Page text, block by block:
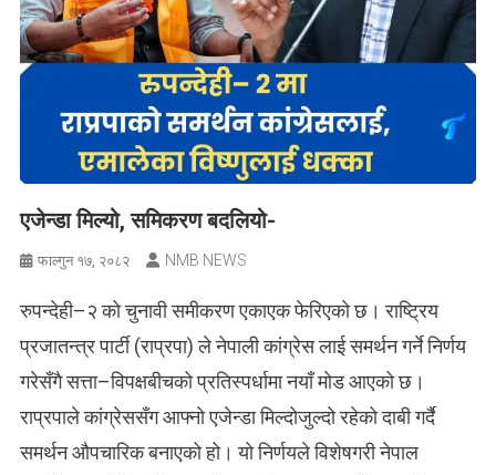
एजेन्डा मिल्यो, समिकरण बदलियो-
फाल्गुन १७, २०८२ NMB NEWS
रुपन्देही–२ को चुनावी समीकरण एकाएक फेरिएको छ। राष्ट्रिय
प्रजातन्त्र पार्टी (राप्रपा) ले नेपाली कांग्रेस लाई समर्थन गर्ने निर्णय
गरेसँगै सत्ता–विपक्षबीचको प्रतिस्पर्धामा नयाँ मोड आएको छ।
राप्रपाले कांग्रेससँग आफ्नो एजेन्डा मिल्दोजुल्दो रहेको दाबी गर्दै
समर्थन औपचारिक बनाएको हो। यो निर्णयले विशेषगरी नेपाल